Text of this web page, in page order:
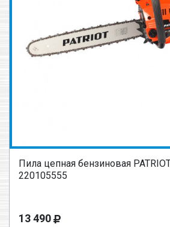
Пила цепная бензиновая
220105555
13 490